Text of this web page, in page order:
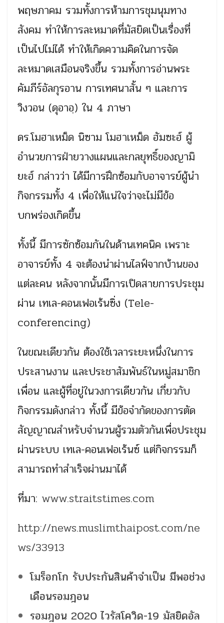
พฤษภาคม รวมทั้งการห้ามการชุมนุมทาง
สังคม ทำให้การละหมาดที่มัสยิดเป็นเรื่องที่
เป็นไปไม่ได้ ทำให้เกิดความคิดในการจัด
ละหมาดเสมือนจริงขึ้น รวมทั้งการอ่านพระ
คัมภีร์อัลกุรอาน การเทศนาสั้น ๆ และการ
วิงวอน (ดุอาอฺ) ใน 4 ภาษา
ดร.โมฮาเหม็ด นิซาม โมฮาเหม็ด ฮัมซะฮ์ ผู้
อำนวยการฝ่ายวางแผนและกลยุทธิ์ของญามิ
ยะฮ์ กล่าวว่า ได้มีการฝึกซ้อมกับอาจารย์ผู้นำ
กิจกรรมทั้ง 4 เพื่อให้แน่ใจว่าจะไม่มีข้อ
บกพร่องเกิดขึ้น
ทั้งนี้ มีการซักซ้อมกันในด้านเทคนิค เพราะ
อาจารย์ทั้ง 4 จะต้องนำผ่านไลฟ์จากบ้านของ
แต่ละคน หลังจากนั้นมีการเปิดสายการประชุม
ผ่าน เทเล-คอนเฟอเร้นซิ่ง (Tele-
conferencing)
ในขณะเดียวกัน ต้องใช้เวลาระยะหนึ่งในการ
ประสานงาน และประชาสัมพันธ์ในหมู่สมาชิก
เพื่อน และผู้ที่อยู่ในวงการเดียวกัน เกี่ยวกับ
กิจกรรมดังกล่าว ทั้งนี้ มีข้อจำกัดของการตัด
สัญญาณสำหรับจำนวนผู้รวมตัวกันเพื่อประชุม
ผ่านระบบ เทเล-คอนเฟอเร้นซ์ แต่กิจกรรมก็
สามารถทำสำเร็จผ่านมาได้
ที่มา: www.straitstimes.com
http://news.muslimthaipost.com/ne
ws/33913
โมร็อกโก รับประกันสินค้าจำเป็น มีพอช่วง
เดือนรอมฎอน
รอมฎอน 2020 ไวรัสโควิด-19 มัสยิดอัล